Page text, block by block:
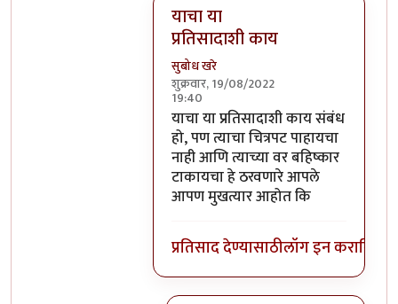
याचा या
प्रतिसादाशी काय
सुबोध खरे
शुक्रवार, 19/08/2022
19:40
In reply toआमिर खान देशाचा सामान्य
याचा या प्रतिसादाशी काय संबंध
हो, पण त्याचा चित्रपट पाहायचा
नाही आणि त्याच्या वर बहिष्कार
टाकायचा हे ठरवणारे आपले
आपण मुखत्यार आहोत कि
प्रतिसाद देण्यासाठीलॉग इन कराकिंवा